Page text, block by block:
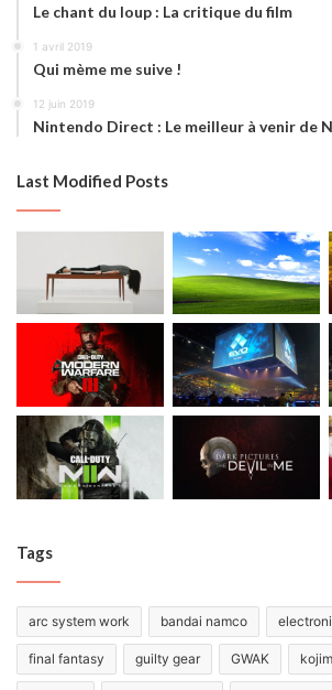
Le chant du loup : La critique du film
1 avril 2019
Qui mème me suive !
12 juin 2019
Nintendo Direct : Le meilleur à venir de
Last Modified Posts
Tags
arc system work bandai namco
final fantasy guilty gear GWAK